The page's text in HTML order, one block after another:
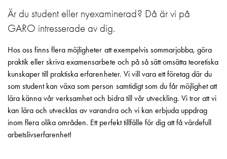
Motorvärmare
(AC)
Laddstationer
43kW
(AC)
Mätarskåp
Camping
Marina
Energimätare
Är du student eller nyexaminerad? Då är vi på
GARO intresserade av dig.
Hos oss finns flera möjligheter att exempelvis sommarjobba, göra
praktik eller skriva examensarbete och på så sätt omsätta teoretiska
kunskaper till praktiska erfarenheter. Vi vill vara ett företag där du
som student kan växa som person samtidigt som du får möjlighet att
lära känna vår verksamhet och bidra till vår utveckling. Vi tror att vi
kan lära och utvecklas av varandra och vi kan erbjuda uppdrag
inom flera olika områden. Ett perfekt tillfälle för dig att få värdefull
arbetslivserfarenhet!